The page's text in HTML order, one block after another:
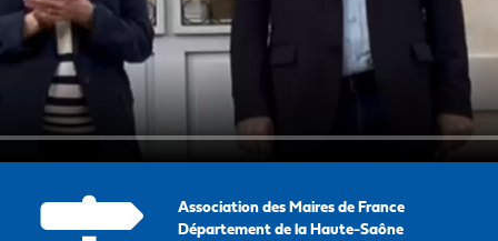
Association des Maires de France
Département de la Haute-Saône